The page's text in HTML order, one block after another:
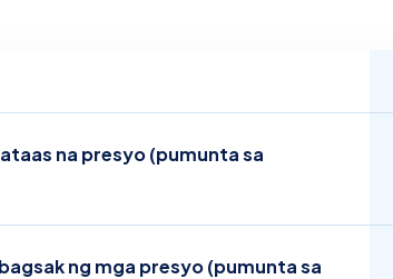
na presyo (pumunta sa
ng mga presyo (pumunta sa